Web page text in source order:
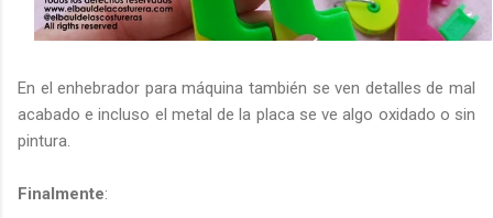
En el enhebrador para máquina también se ven detalles de mal
acabado e incluso el metal de la placa se ve algo oxidado o sin
pintura.
Finalmente: